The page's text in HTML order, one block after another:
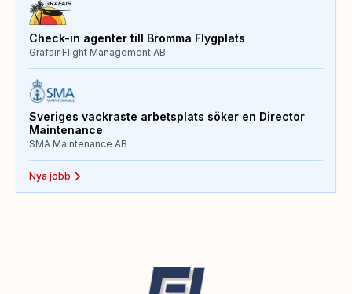
Check-in agenter till Bromma Flygplats
Grafair Flight Management AB
Sveriges vackraste arbetsplats söker en Director
Maintenance
SMA Maintenance AB
Nya jobb